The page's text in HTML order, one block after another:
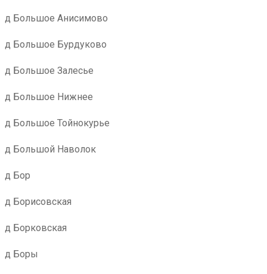
д Большое Анисимово
д Большое Бурдуково
д Большое Залесье
д Большое Нижнее
д Большое Тойнокурье
д Большой Наволок
д Бор
д Борисовская
д Борковская
д Боры